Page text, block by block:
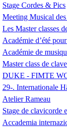
Stage Cordes & Pics
Meeting Musical
Les Master classes
Académie d’été
Académie de
Master class de
DUKE - FIMTE
29-. Internationale
Atelier Rameau
Stage de clavicorde
Accademia